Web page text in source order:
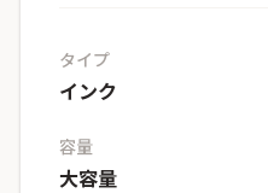
タイプ
インク
容量
大容量